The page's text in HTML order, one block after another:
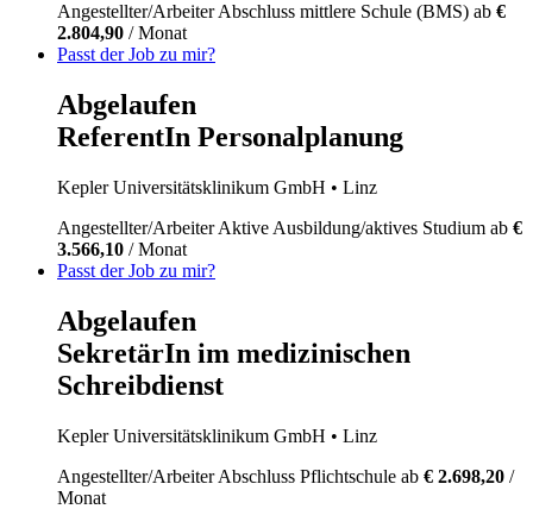
Angestellter/ArbeiterAbschluss mittlere Schule (BMS) ab €
2.804,90 / Monat
Passt der Job zu mir?
Abgelaufen
ReferentIn Personalplanung
Kepler Universitätsklinikum GmbH • Linz
Angestellter/ArbeiterAktive Ausbildung/aktives Studium ab €
3.566,10 / Monat
Passt der Job zu mir?
Abgelaufen
SekretärIn im medizinischen
Schreibdienst
Kepler Universitätsklinikum GmbH • Linz
Angestellter/ArbeiterAbschluss Pflichtschule ab € 2.698,20 /
Monat